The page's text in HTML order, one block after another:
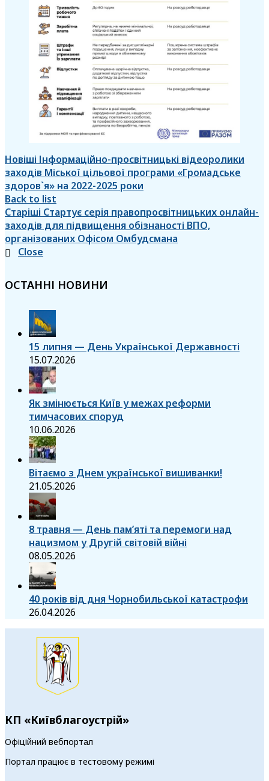
Новіші Інформаційно-просвітницькі відеоролики
заходів Міської цільової програми «Громадське
здоров`я» на 2022-2025 роки
Back to list
Старіші Стартує серія правопросвітницьких онлайн-
заходів для підвищення обізнаності ВПО,
організованих Офісом Омбудсмана
Close
ОСТАННІ НОВИНИ
15 липня — День Української Державності
15.07.2026
Як змінюється Київ у межах реформи
тимчасових споруд
10.06.2026
Вітаємо з Днем української вишиванки!
21.05.2026
8 травня — День пам’яті та перемоги над
нацизмом у Другій світовій війні
08.05.2026
40 років від дня Чорнобильської катастрофи
26.04.2026
КП «Київблагоустрій»
Офіційний вебпортал
Портал працює в тестовому режимі